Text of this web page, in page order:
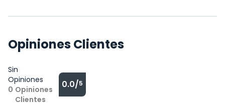
Opiniones Clientes
Sin
Opiniones
0 Opiniones
Clientes
0.0/5